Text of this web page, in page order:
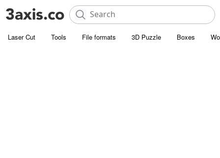
Laser Cut Tools File formats 3D Puzzle Boxes